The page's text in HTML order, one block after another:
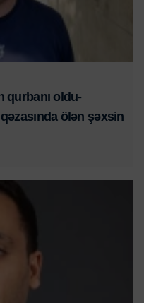
qurbanı oldu-
ölən şəxsin